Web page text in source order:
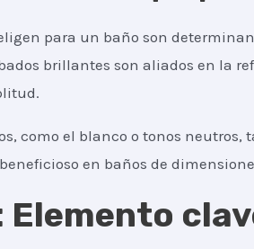
para un baño son
brillantes son aliados en la
como el blanco o tonos
en baños de
Elemento